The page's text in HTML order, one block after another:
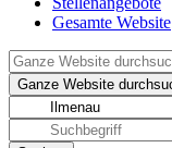
Gesamte Website